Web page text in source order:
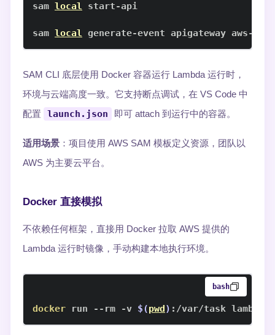
sam local
sam local generate-event apigateway aws-
SAM CLI 底层使用 Docker 容器运行 Lambda 运行时，
环境与云端高度一致。它支持断点调试，在 VS Code 中
配置
launch.json 即可 attach 到运行中的容器。
适用场景 ：项目使用 AWS SAM 模板定义资源，团队以
AWS 为主要云平台。
Docker 直接模拟
不依赖任何框架，直接用 Docker 拉取 AWS 提供的
Lambda 运行时镜像，手动构建本地执行环境。
bash
docker run --rm -v $(pwd) :/var/task lambci/